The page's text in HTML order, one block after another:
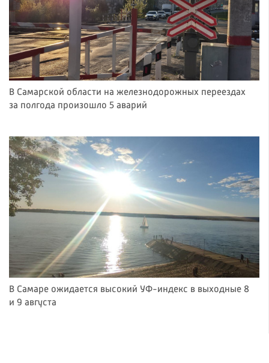
В Самарской области на железнодорожных переездах
за полгода произошло 5 аварий
В Самаре ожидается высокий УФ-индекс в выходные 8
и 9 августа